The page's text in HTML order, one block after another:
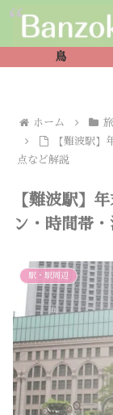
鳥
ホーム
【難波駅】
点など解説
【難波駅】
ン・時間帯
駅・駅周辺